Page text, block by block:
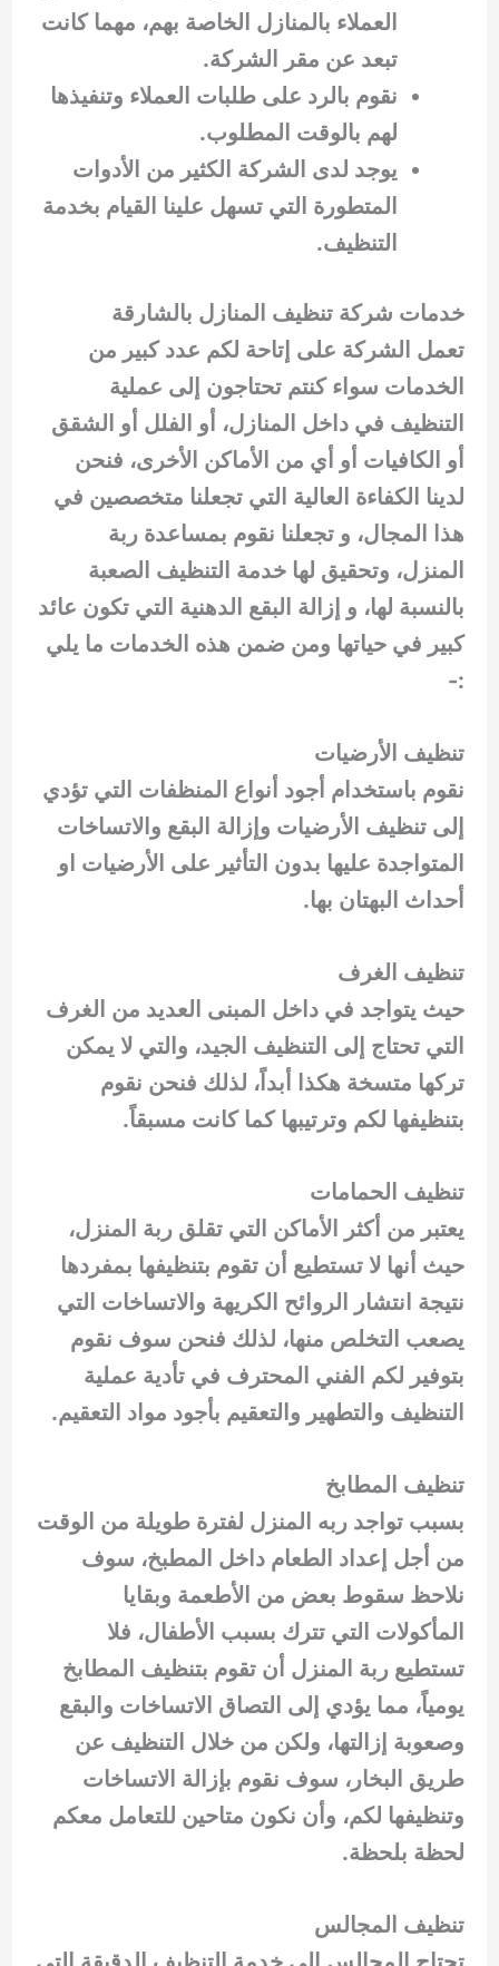
العملاء بالمنازل الخاصة بهم، مهما كانت
تبعد عن مقر الشركة.
نقوم بالرد على طلبات العملاء وتنفيذها
لهم بالوقت المطلوب.
يوجد لدى الشركة الكثير من الأدوات
المتطورة التي تسهل علينا القيام بخدمة
التنظيف.
خدمات شركة تنظيف المنازل بالشارقة
تعمل الشركة على إتاحة لكم عدد كبير من
الخدمات سواء كنتم تحتاجون إلى عملية
التنظيف في داخل المنازل، أو الفلل أو الشقق
أو الكافيات أو أي من الأماكن الأخرى، فنحن
لدينا الكفاءة العالية التي تجعلنا متخصصين في
هذا المجال، و تجعلنا نقوم بمساعدة ربة
المنزل، وتحقيق لها خدمة التنظيف الصعبة
بالنسبة لها، و إزالة البقع الدهنية التي تكون عائد
كبير في حياتها ومن ضمن هذه الخدمات ما يلي
:-
تنظيف الأرضيات
نقوم باستخدام أجود أنواع المنظفات التي تؤدي
إلى تنظيف الأرضيات وإزالة البقع والاتساخات
المتواجدة عليها بدون التأثير على الأرضيات او
أحداث البهتان بها.
تنظيف الغرف
حيث يتواجد في داخل المبنى العديد من الغرف
التي تحتاج إلى التنظيف الجيد، والتي لا يمكن
تركها متسخة هكذا أبداً، لذلك فنحن نقوم
بتنظيفها لكم وترتيبها كما كانت مسبقاً.
تنظيف الحمامات
يعتبر من أكثر الأماكن التي تقلق ربة المنزل،
حيث أنها لا تستطيع أن تقوم بتنظيفها بمفردها
نتيجة انتشار الروائح الكريهة والاتساخات التي
يصعب التخلص منها، لذلك فنحن سوف نقوم
بتوفير لكم الفني المحترف في تأدية عملية
التنظيف والتطهير والتعقيم بأجود مواد التعقيم.
تنظيف المطابخ
بسبب تواجد ربه المنزل لفترة طويلة من الوقت
من أجل إعداد الطعام داخل المطبخ، سوف
نلاحظ سقوط بعض من الأطعمة وبقايا
المأكولات التي تترك بسبب الأطفال، فلا
تستطيع ربة المنزل أن تقوم بتنظيف المطابخ
يومياً، مما يؤدي إلى التصاق الاتساخات والبقع
وصعوبة إزالتها، ولكن من خلال التنظيف عن
طريق البخار، سوف نقوم بإزالة الاتساخات
وتنظيفها لكم، وأن نكون متاحين للتعامل معكم
لحظة بلحظة.
تنظيف المجالس